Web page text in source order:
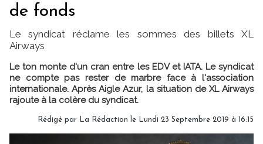
de fonds
Le syndicat réclame les sommes des billets XL
Airways
Le ton monte d'un cran entre les EDV et IATA. Le syndicat
ne compte pas rester de marbre face à l'association
internationale. Après Aigle Azur, la situation de XL Airways
rajoute à la colère du syndicat.
Rédigé par La Rédaction le Lundi 23 Septembre 2019 à 16:15